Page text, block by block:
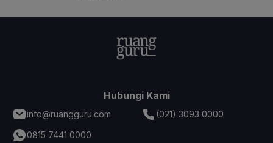
Hubungi Kami
info@ruangguru.com
(021) 3093 0000
0815 7441 0000